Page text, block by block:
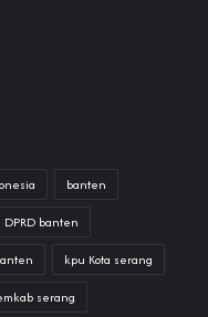
banten
DPRD banten
kpu Kota serang
serang